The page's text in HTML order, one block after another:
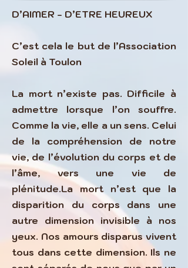
D’AIMER - D’ETRE HEUREUX
C’est cela le but de l’Association
Soleil à Toulon
La mort n’existe pas. Difficile à
admettre lorsque l’on souffre.
Comme la vie, elle a un sens. Celui
de la compréhension de notre
vie, de l’évolution du corps et de
l’âme, vers une vie de
plénitude.La mort n’est que la
disparition du corps dans une
autre dimension invisible à nos
yeux. Nos amours disparus vivent
tous dans cette dimension. Ils ne